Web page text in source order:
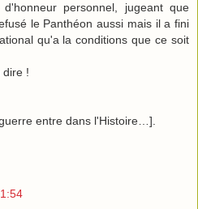
personnel, jugeant que
le Panthéon aussi mais il a fini
qu'a la conditions que ce soit
dire !
entre dans l'Histoire…].